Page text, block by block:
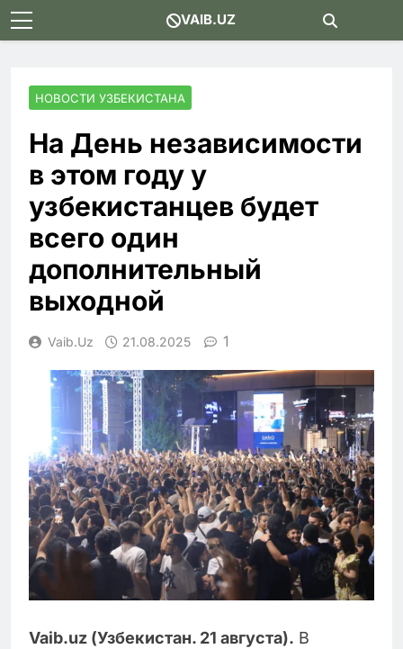
Skip
to
VAIB.UZ
НОВОСТИ УЗБЕКИСТАНА
На День независимости
в этом году у
узбекистанцев будет
всего один
дополнительный
выходной
Vaib.uz 21.08.2025 1
Vaib.uz (Узбекистан. 21 августа). В